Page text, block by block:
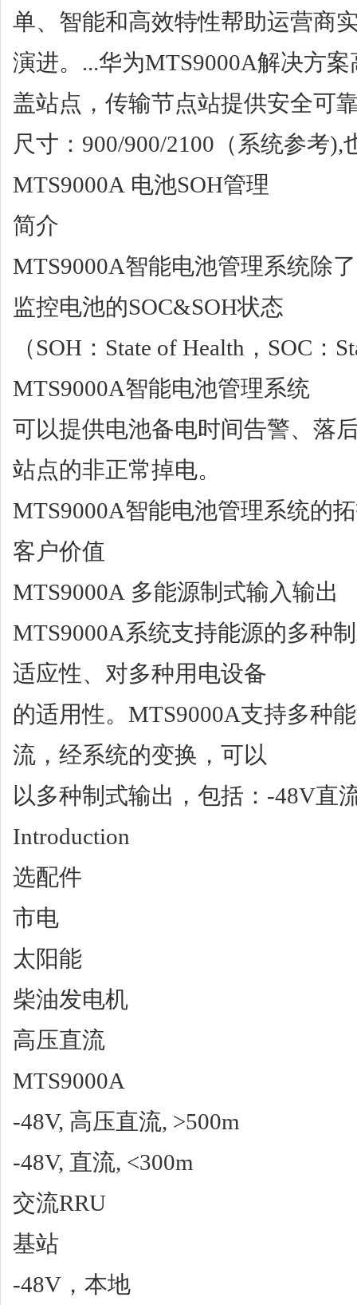
单、智能和高效特性帮助运营商
演进。...华为MTS9000A解决方
盖站点，传输节点站提供安全可
尺寸：900/900/2100（系统参考),
MTS9000A 电池SOH管理
简介
MTS9000A智能电池管理系统除
监控电池的SOC&SOH状态
（SOH：State of Health，SOC
MTS9000A智能电池管理系统
可以提供电池备电时间告警、落
站点的非正常掉电。
MTS9000A智能电池管理系统的
客户价值
MTS9000A 多能源制式输入输出
MTS9000A系统支持能源的多种
适应性、对多种用电设备
的适用性。MTS9000A支持多种
流，经系统的变换，可以
以多种制式输出，包括：-48V直
Introduction
选配件
市电
太阳能
柴油发电机
高压直流
MTS9000A
-48V, 高压直流, >500m
-48V, 直流, <300m
交流RRU
基站
-48V，本地